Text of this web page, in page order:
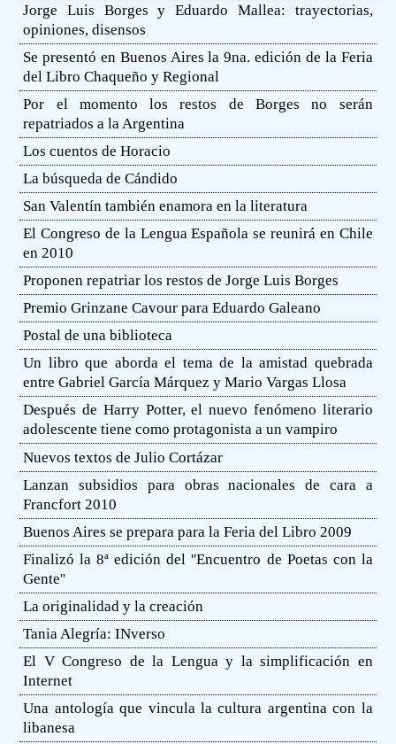
Jorge Luis Borges y Eduardo Mallea: trayectorias,
opiniones, disensos
Se presentó en Buenos Aires la 9na. edición de la Feria
del Libro Chaqueño y Regional
Por el momento los restos de Borges no serán
repatriados a la Argentina
Los cuentos de Horacio
La búsqueda de Cándido
San Valentín también enamora en la literatura
El Congreso de la Lengua Española se reunirá en Chile
en 2010
Proponen repatriar los restos de Jorge Luis Borges
Premio Grinzane Cavour para Eduardo Galeano
Postal de una biblioteca
Un libro que aborda el tema de la amistad quebrada
entre Gabriel García Márquez y Mario Vargas Llosa
Después de Harry Potter, el nuevo fenómeno literario
adolescente tiene como protagonista a un vampiro
Nuevos textos de Julio Cortázar
Lanzan subsidios para obras nacionales de cara a
Francfort 2010
Buenos Aires se prepara para la Feria del Libro 2009
Finalizó la 8ª edición del ''Encuentro de Poetas con la
Gente''
La originalidad y la creación
Tania Alegría: INverso
El V Congreso de la Lengua y la simplificación en
Internet
Una antología que vincula la cultura argentina con la
libanesa